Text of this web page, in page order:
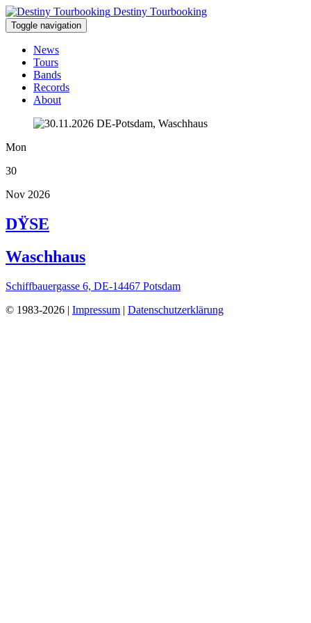
Destiny Tourbooking
Toggle navigation
News
Tours
Bands
Records
About
Mon
30
Nov 2026
DŸSE
Waschhaus
Schiffbauergasse 6, DE-14467 Potsdam
© 1983-2026 | Impressum | Datenschutzerklärung